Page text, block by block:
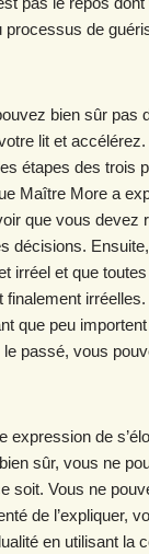
processus de
bien sûr pas
lit et
étapes des trois
Maître More a
que vous devez
décisions.
irréel et que
finalement
que peu
passé, vous
expression de
sûr, vous ne
soit. Vous ne
de l’expliquer,
en utilisant la